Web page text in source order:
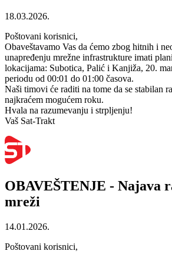
18.03.2026.
Poštovani korisnici,
Obaveštavamo Vas da ćemo zbog hitnih i
unapređenju mrežne infrastrukture imati
lokacijama: Subotica, Palić i Kanjiža, 20.
periodu od 00:01 do 01:00 časova.
Naši timovi će raditi na tome da se stabilan
najkraćem mogućem roku.
Hvala na razumevanju i strpljenju!
Vaš Sat-Trakt
OBAVEŠTENJE - Najava
mreži
14.01.2026.
Poštovani korisnici,